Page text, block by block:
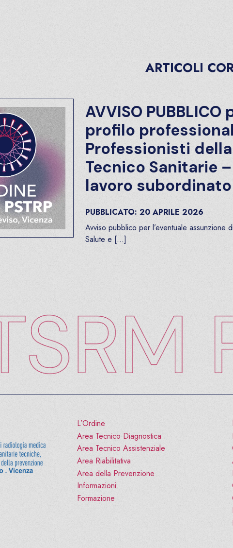
ARTICOLI
AVVISO PUBBLICO
profilo
Professionisti della
Tecnico Sanitarie –
lavoro subordinato
PUBBLICATO:20 APRILE 2026
Avviso pubblico per l’eventuale assunzione di
Salute e […]
L’Ordine
Area Tecnico Diagnostica
Area Tecnico Assistenziale
Area Riabilitativa
Area della Prevenzione
Informazioni
Formazione